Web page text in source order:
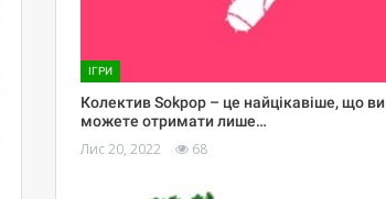
ІГРИ
Колектив Sokpop – це найцікавіше, що ви
можете отримати лише…
Лис 20, 2022 68